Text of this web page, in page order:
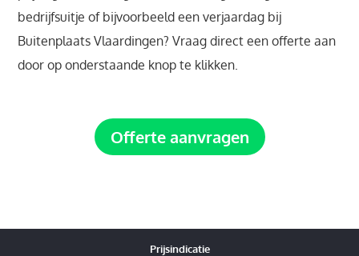
bedrijfsuitje of bijvoorbeeld een verjaardag bij
Buitenplaats Vlaardingen? Vraag direct een offerte aan
door op onderstaande knop te klikken.
Offerte aanvragen
Prijsindicatie